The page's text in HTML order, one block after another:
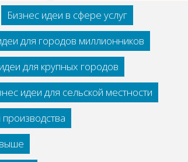
Бизнес идеи в сфере услуг
для городов миллионников
для крупных городов
идеи для сельской местности